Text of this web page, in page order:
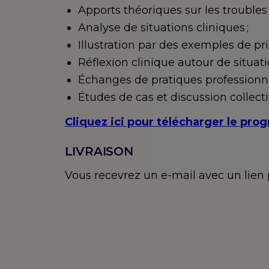
Apports théoriques sur les
Analyse de situations cliniques ;
Illustration par des exemples de
Réflexion clinique autour de
Échanges de pratiques
Études de cas et discussion
Cliquez ici pour télécharger le
LIVRAISON
Vous recevrez un e-mail avec un